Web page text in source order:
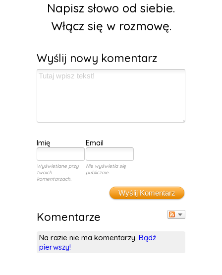
Napisz słowo od siebie.
Włącz się w rozmowę.
Komentarze
Na razie nie ma komentarzy. Bądź
pierwszy!
Wyślij nowy komentarz
Imię Email
Wyświetlane przy
twoich
komentarzach.
Nie wyświetla się
publicznie.
Wyślij Komentarz